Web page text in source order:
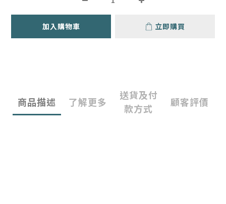
加入購物車 立即購買
商品描述 了解更多
送貨及付
款方式
顧客評價